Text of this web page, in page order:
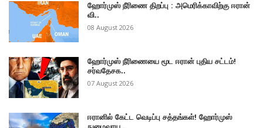
ஹோர்முஸ் நீரிணை திறப்பு : அமெரிக்காவிற்கு ஈரான்
வி..
08 August 2026
ஹோர்முஸ் நீரிணையை மூட ஈரான் புதிய சட்டம்!
சர்வதேசக..
07 August 2026
ஈரானில் கேட்ட வெடிப்பு சத்தங்கள்! ஹோர்முஸ்